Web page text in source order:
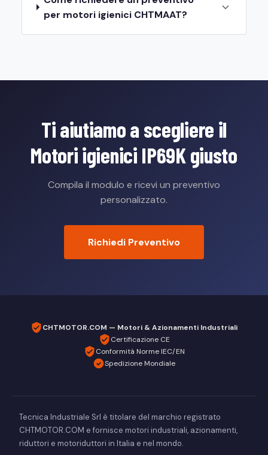
per motori igienici CHTMAAT?
Ti aiutiamo a scegliere il
Motori igienici IP69K giusto
Compila il modulo e ricevi un preventivo
personalizzato.
Richiedi Preventivo
CHTMOTOR.COM — Motori & Azionamenti Industriali
Certificazione CE
Conformità Norme IEC/EN
Spedizione Mondiale
Tecnica Industriale Srl è titolare del marchio registrato
CHTMOTOR.COM e fornisce motori industriali, azionamenti,
riduttori e motoriduttori in Italia e nel mondo.